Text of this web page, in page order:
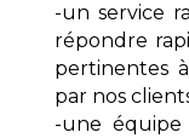
-un service
répondre
pertinentes
par nos
-une équipe